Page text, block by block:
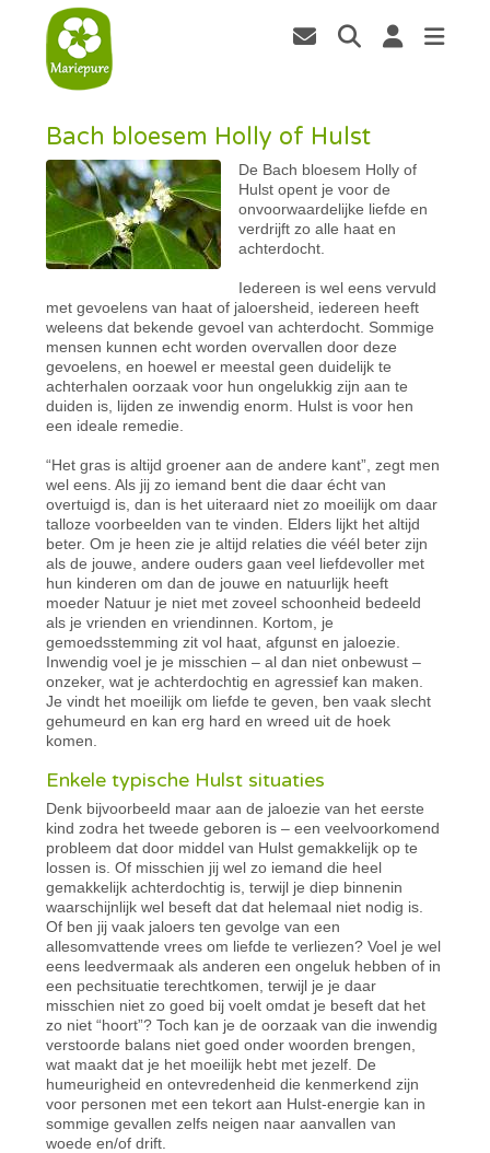
Bach bloesem Holly of Hulst
De Bach bloesem Holly of
Hulst opent je voor de
onvoorwaardelijke liefde en
verdrijft zo alle haat en
achterdocht.
Iedereen is wel eens vervuld
met gevoelens van haat of jaloersheid, iedereen heeft
weleens dat bekende gevoel van achterdocht. Sommige
mensen kunnen echt worden overvallen door deze
gevoelens, en hoewel er meestal geen duidelijk te
achterhalen oorzaak voor hun ongelukkig zijn aan te
duiden is, lijden ze inwendig enorm. Hulst is voor hen
een ideale remedie.
“Het gras is altijd groener aan de andere kant”, zegt men
wel eens. Als jij zo iemand bent die daar écht van
overtuigd is, dan is het uiteraard niet zo moeilijk om daar
talloze voorbeelden van te vinden. Elders lijkt het altijd
beter. Om je heen zie je altijd relaties die véél beter zijn
als de jouwe, andere ouders gaan veel liefdevoller met
hun kinderen om dan de jouwe en natuurlijk heeft
moeder Natuur je niet met zoveel schoonheid bedeeld
als je vrienden en vriendinnen. Kortom, je
gemoedsstemming zit vol haat, afgunst en jaloezie.
Inwendig voel je je misschien – al dan niet onbewust –
onzeker, wat je achterdochtig en agressief kan maken.
Je vindt het moeilijk om liefde te geven, ben vaak slecht
gehumeurd en kan erg hard en wreed uit de hoek
komen.
Enkele typische Hulst situaties
Denk bijvoorbeeld maar aan de jaloezie van het eerste
kind zodra het tweede geboren is – een veelvoorkomend
probleem dat door middel van Hulst gemakkelijk op te
lossen is. Of misschien jij wel zo iemand die heel
gemakkelijk achterdochtig is, terwijl je diep binnenin
waarschijnlijk wel beseft dat dat helemaal niet nodig is.
Of ben jij vaak jaloers ten gevolge van een
allesomvattende vrees om liefde te verliezen? Voel je wel
eens leedvermaak als anderen een ongeluk hebben of in
een pechsituatie terechtkomen, terwijl je je daar
misschien niet zo goed bij voelt omdat je beseft dat het
zo niet “hoort”? Toch kan je de oorzaak van die inwendig
verstoorde balans niet goed onder woorden brengen,
wat maakt dat je het moeilijk hebt met jezelf. De
humeurigheid en ontevredenheid die kenmerkend zijn
voor personen met een tekort aan Hulst-energie kan in
sommige gevallen zelfs neigen naar aanvallen van
woede en/of drift.